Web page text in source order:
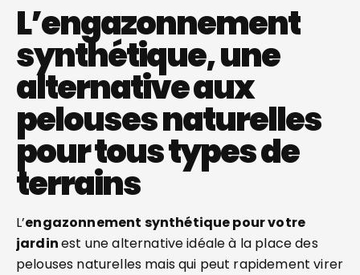
L’engazonnement
synthétique, une
alternative aux
pelouses naturelles
pour tous types de
terrains
L’engazonnement synthétique pour votre
jardinest une alternative idéale à la place des
pelouses naturelles mais qui peut rapidement virer